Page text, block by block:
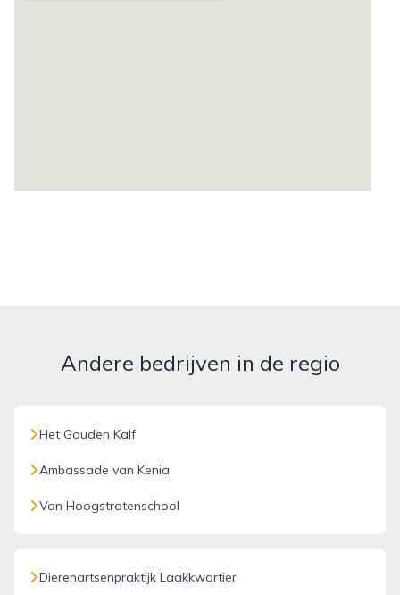
Andere bedrijven in de regio
Het Gouden Kalf
Ambassade van Kenia
Van Hoogstratenschool
Dierenartsenpraktijk Laakkwartier